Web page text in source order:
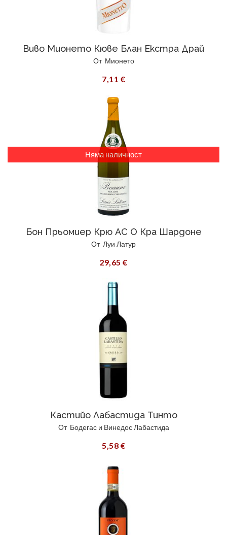
Виво Мионето Кюве Блан Екстра Драй
От Мионето
7,11 €
Бон Прьомиер Крю AC О Кра Шардоне
От Луи Латур
29,65 €
Няма наличност
Кастийо Лабастида Тинто
От Бодегас и Винедос Лабастида
5,58 €